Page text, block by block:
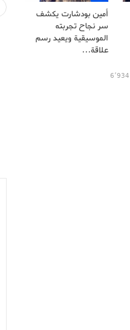
أمين بودشارت يكشف
سر نجاح تجربته
الموسيقية ويعيد رسم
علاقة…